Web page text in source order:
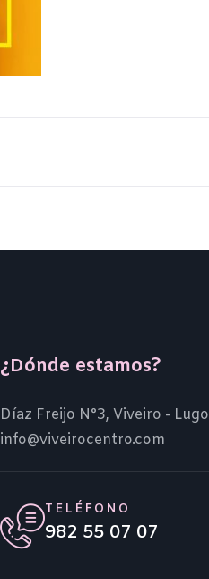
¿Dónde estamos?
Díaz Freijo N°3, Viveiro - Lugo
info@viveirocentro.com
TELÉFONO
982 55 07 07